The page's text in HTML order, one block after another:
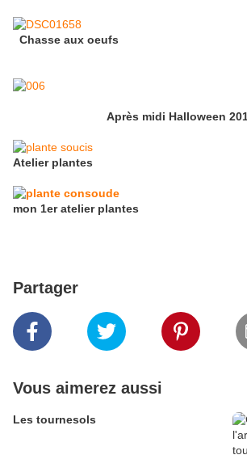
Chasse aux oeufs
Après midi Halloween
Atelier plantes
mon 1er atelier plantes
Partager
Vous aimerez aussi
Les tournesols